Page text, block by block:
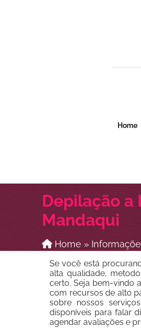
Home
Depilação a
Mandaqui
Home »
Se você está
alta qualidade,
certo. Seja bem-vindo
com recursos de alto
sobre nossos
disponíveis para falar
agendar avaliações e